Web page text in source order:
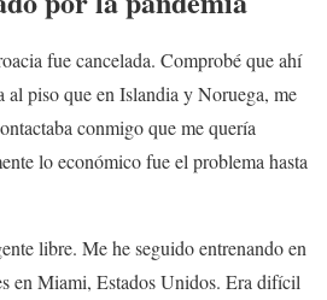
fue cancelada. Comprobé que ahí
al piso que en Islandia y Noruega, me
conmigo que me quería
lo económico fue el problema hasta
libre. Me he seguido entrenando en
en Miami, Estados Unidos. Era difícil